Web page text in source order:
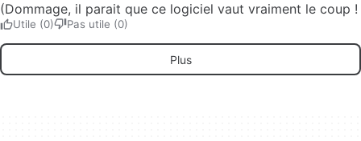
(Dommage, il parait que ce logiciel vaut vraiment le coup !
Utile (0) Pas utile (0)
Plus